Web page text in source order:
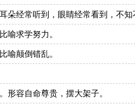
朵经常听到，眼睛经常看到，不
喻求学努力。
喻颠倒错乱。
形容自命尊贵，摆大架子。